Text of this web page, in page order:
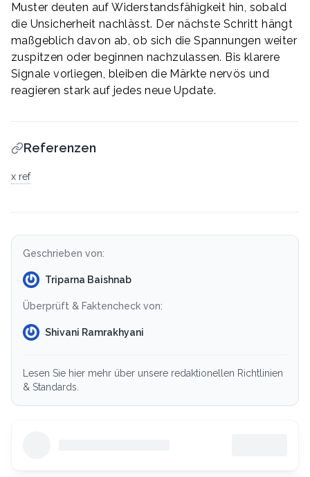
Muster deuten auf Widerstandsfähigkeit hin, sobald
die Unsicherheit nachlässt. Der nächste Schritt hängt
maßgeblich davon ab, ob sich die Spannungen weiter
zuspitzen oder beginnen nachzulassen. Bis klarere
Signale vorliegen, bleiben die Märkte nervös und
reagieren stark auf jedes neue Update.
Referenzen
x ref
Geschrieben von:
Triparna Baishnab
Überprüft & Faktencheck von:
Shivani Ramrakhyani
Lesen Sie hier mehr über unsere redaktionellen Richtlinien
& Standards.